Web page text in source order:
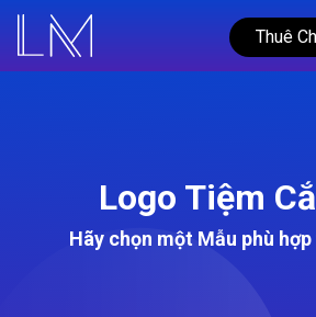
Thuê
Logo Tiệm
Hãy chọn một Mẫu phù